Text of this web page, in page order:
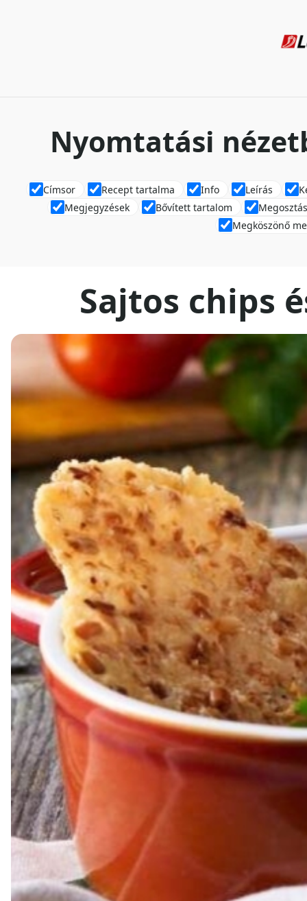
Nyomtatási
Címsor Recept tartalma Info Leírás
Megjegyzések
Bővített tartalom
Megköszönő
Sajtos chips